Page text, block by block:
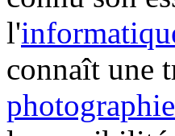
l'
connaît une